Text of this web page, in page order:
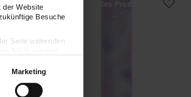
der Website
Besuche
Seite widerrufen
Marketing